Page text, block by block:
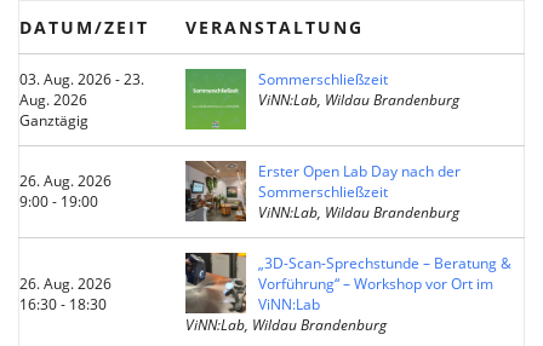
BOOKING IMPRINT
DATUM/ZEIT VERANSTALTUNG
03. Aug. 2026 - 23.
Aug. 2026
Ganztägig
Sommerschließzeit
ViNN:Lab, Wildau Brandenburg
26. Aug. 2026
9:00 - 19:00
Erster Open Lab Day nach der
Sommerschließzeit
ViNN:Lab, Wildau Brandenburg
26. Aug. 2026
16:30 - 18:30
„3D-Scan-Sprechstunde – Beratung &
Vorführung“ – Workshop vor Ort im
ViNN:Lab
ViNN:Lab, Wildau Brandenburg